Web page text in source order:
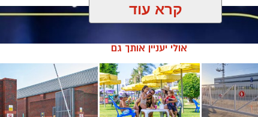
קרא עוד
אולי יעניין אותך גם